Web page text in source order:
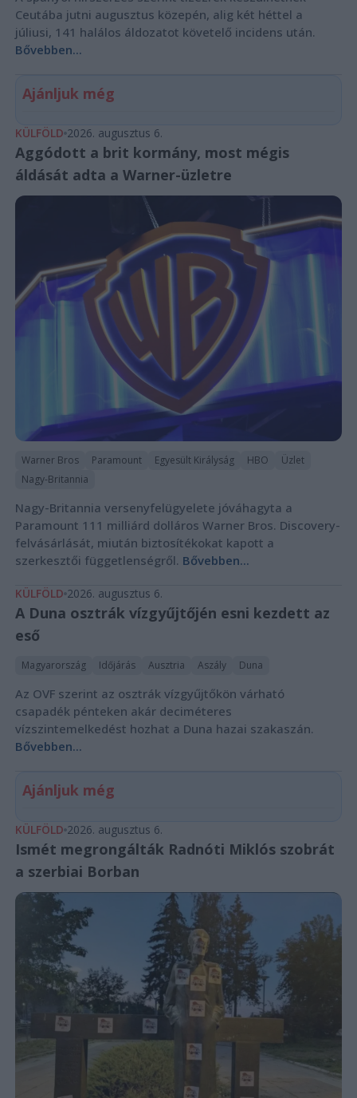
Ceutába jutni augusztus közepén, alig két héttel a
júliusi, 141 halálos áldozatot követelő incidens után.
Bővebben...
Ajánljuk még
KÜLFÖLD 2026. augusztus 6.
Aggódott a brit kormány, most mégis
áldását adta a Warner-üzletre
Warner Bros Paramount Egyesült Királyság HBO
Üzlet
Nagy-Britannia
Nagy-Britannia versenyfelügyelete jóváhagyta a
Paramount 111 milliárd dolláros Warner Bros. Discovery-
felvásárlását, miután biztosítékokat kapott a
szerkesztői függetlenségről. Bővebben...
KÜLFÖLD 2026. augusztus 6.
A Duna osztrák vízgyűjtőjén esni kezdett az
eső
Magyarország Időjárás Ausztria Aszály Duna
Az OVF szerint az osztrák vízgyűjtőkön várható
csapadék pénteken akár deciméteres
vízszintemelkedést hozhat a Duna hazai szakaszán.
Bővebben...
Ajánljuk még
KÜLFÖLD 2026. augusztus 6.
Ismét megrongálták Radnóti Miklós szobrát
a szerbiai Borban